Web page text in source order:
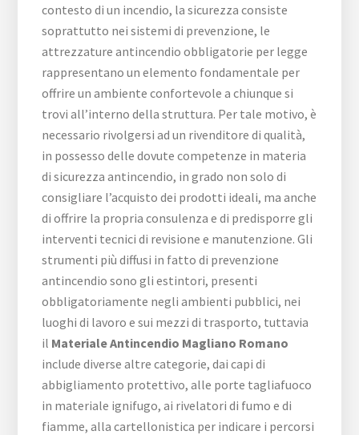
contesto di un incendio, la sicurezza consiste
soprattutto nei sistemi di prevenzione, le
attrezzature antincendio obbligatorie per legge
rappresentano un elemento fondamentale per
offrire un ambiente confortevole a chiunque si
trovi all’interno della struttura. Per tale motivo, è
necessario rivolgersi ad un rivenditore di qualità,
in possesso delle dovute competenze in materia
di sicurezza antincendio, in grado non solo di
consigliare l’acquisto dei prodotti ideali, ma anche
di offrire la propria consulenza e di predisporre gli
interventi tecnici di revisione e manutenzione. Gli
strumenti più diffusi in fatto di prevenzione
antincendio sono gli estintori, presenti
obbligatoriamente negli ambienti pubblici, nei
luoghi di lavoro e sui mezzi di trasporto, tuttavia
il Materiale Antincendio Magliano Romano
include diverse altre categorie, dai capi di
abbigliamento protettivo, alle porte tagliafuoco
in materiale ignifugo, ai rivelatori di fumo e di
fiamme, alla cartellonistica per indicare i percorsi